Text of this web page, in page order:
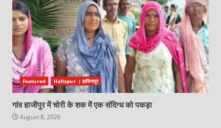
Featured Hafizpur । हाफिजपुर
गांव हाजीपुर में चोरी के शक में एक संदिग्ध को पकड़ा
August 8, 2026